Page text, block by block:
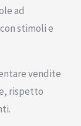
ad
stimoli e
vendite
rispetto